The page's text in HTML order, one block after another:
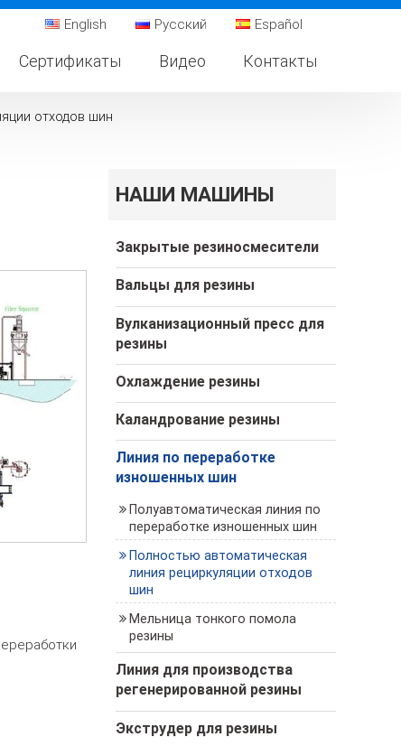
English Русский Español
Сертификаты Видео Контакты
отходов шин
НАШИ МАШИНЫ
Закрытые резиносмесители
Вальцы для резины
Вулканизационный пресс для
резины
Охлаждение резины
Каландрование резины
Линия по переработке
изношенных шин
Полуавтоматическая линия по
переработке изношенных шин
Полностью автоматическая
линия рециркуляции отходов
шин
Мельница тонкого помола
резины
Линия для производства
регенерированной резины
Экструдер для резины